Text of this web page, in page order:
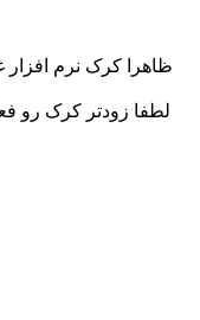
ظاهرا کرک نرم
لطفا زودتر کرک رو